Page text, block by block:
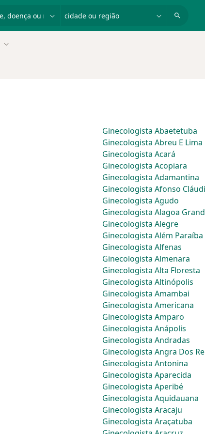
Mudar de cidade
Ginecologista Abaetetuba
Ginecologista Abreu E Lima
Ginecologista Acará
Ginecologista Acopiara
Ginecologista Adamantina
Ginecologista Afonso
Ginecologista Agudo
Ginecologista Alagoa
Ginecologista Alegre
Ginecologista Além Paraíba
Ginecologista Alfenas
Ginecologista Almenara
Ginecologista Alta Floresta
Ginecologista Altinópolis
Ginecologista Amambai
Ginecologista Americana
Ginecologista Amparo
Ginecologista Anápolis
Ginecologista Andradas
Ginecologista Angra Dos
Ginecologista Antonina
Ginecologista Aparecida
Ginecologista Aperibé
Ginecologista Aquidauana
Ginecologista Aracaju
Ginecologista Araçatuba